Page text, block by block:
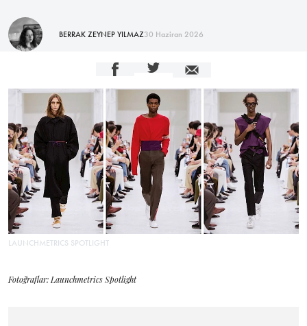
BERRAK ZEYNEP YILMAZ30 Haziran 2026
LAUNCHMETRICS SPOTLIGHT
Fotoğraflar: Launchmetrics Spotlight